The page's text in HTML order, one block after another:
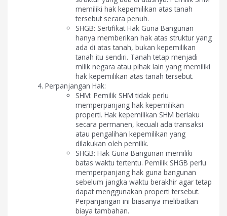
memiliki hak kepemilikan atas tanah
tersebut secara penuh.
SHGB: Sertifikat Hak Guna Bangunan
hanya memberikan hak atas struktur yang
ada di atas tanah, bukan kepemilikan
tanah itu sendiri. Tanah tetap menjadi
milik negara atau pihak lain yang memiliki
hak kepemilikan atas tanah tersebut.
Perpanjangan Hak:
SHM: Pemilik SHM tidak perlu
memperpanjang hak kepemilikan
properti. Hak kepemilikan SHM berlaku
secara permanen, kecuali ada transaksi
atau pengalihan kepemilikan yang
dilakukan oleh pemilik.
SHGB: Hak Guna Bangunan memiliki
batas waktu tertentu. Pemilik SHGB perlu
memperpanjang hak guna bangunan
sebelum jangka waktu berakhir agar tetap
dapat menggunakan properti tersebut.
Perpanjangan ini biasanya melibatkan
biaya tambahan.